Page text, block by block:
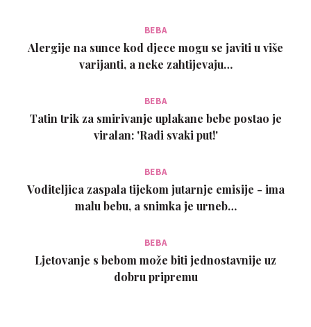
BEBA
Alergije na sunce kod djece mogu se javiti u više
varijanti, a neke zahtijevaju…
BEBA
Tatin trik za smirivanje uplakane bebe postao je
viralan: 'Radi svaki put!'
BEBA
Voditeljica zaspala tijekom jutarnje emisije - ima
malu bebu, a snimka je urneb…
BEBA
Ljetovanje s bebom može biti jednostavnije uz
dobru pripremu